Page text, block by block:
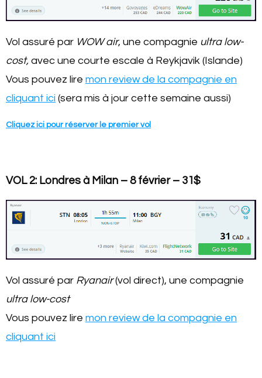
Vol assuré par WOW air, une compagnie ultra low-
cost, avec une courte escale à Reykjavik (Islande)
Vous pouvez lire mon review de la compagnie en
cliquant ici (sera mis à jour cette semaine aussi)
Cliquez ici pour réserver le premier vol
VOL 2: Londres à Milan – 8 février – 31$
Vol assuré par Ryanair(vol direct), une compagnie
ultra low-cost
Vous pouvez lire mon review de la compagnie en
cliquant ici